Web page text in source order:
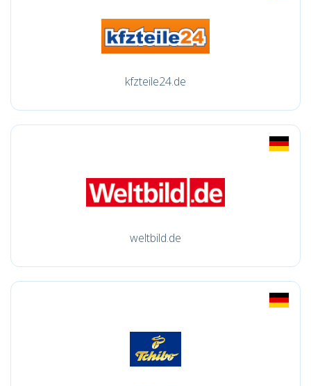
kfzteile24.de
weltbild.de